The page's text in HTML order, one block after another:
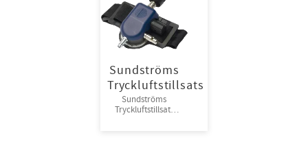
Sundströms
Tryckluftstillsats
Sundströms
Tryckluftstillsats